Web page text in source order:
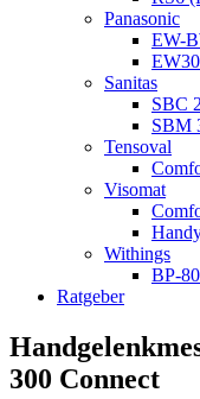
Panasonic
EW-
Sanitas
SBC
SBM
Tensoval
Visomat
Withings
BP-
Ratgeber
300 Connect